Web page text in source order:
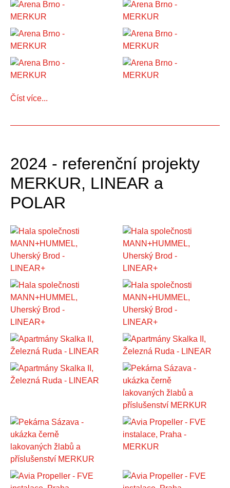
Číst více...
2024 - referenční projekty
MERKUR, LINEAR a
POLAR